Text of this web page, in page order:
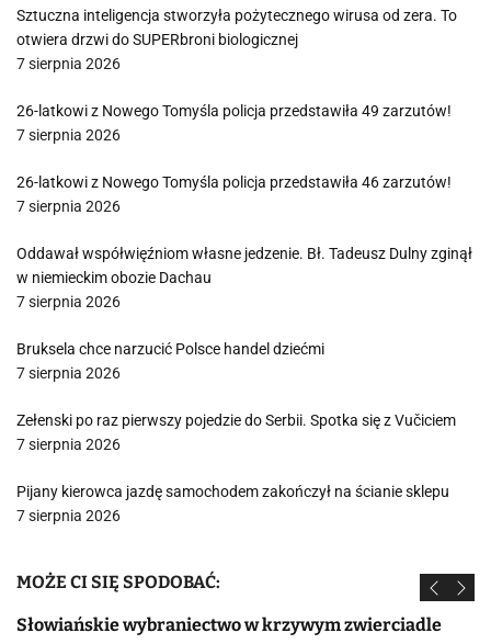
Sztuczna inteligencja stworzyła pożytecznego wirusa od zera. To
otwiera drzwi do SUPERbroni biologicznej
7 sierpnia 2026
26-latkowi z Nowego Tomyśla policja przedstawiła 49 zarzutów!
7 sierpnia 2026
26-latkowi z Nowego Tomyśla policja przedstawiła 46 zarzutów!
7 sierpnia 2026
Oddawał współwięźniom własne jedzenie. Bł. Tadeusz Dulny zginął
w niemieckim obozie Dachau
7 sierpnia 2026
Bruksela chce narzucić Polsce handel dziećmi
7 sierpnia 2026
Zełenski po raz pierwszy pojedzie do Serbii. Spotka się z Vučiciem
7 sierpnia 2026
Pijany kierowca jazdę samochodem zakończył na ścianie sklepu
7 sierpnia 2026
MOŻE CI SIĘ SPODOBAĆ:
Słowiańskie wybraniectwo w krzywym zwierciadle